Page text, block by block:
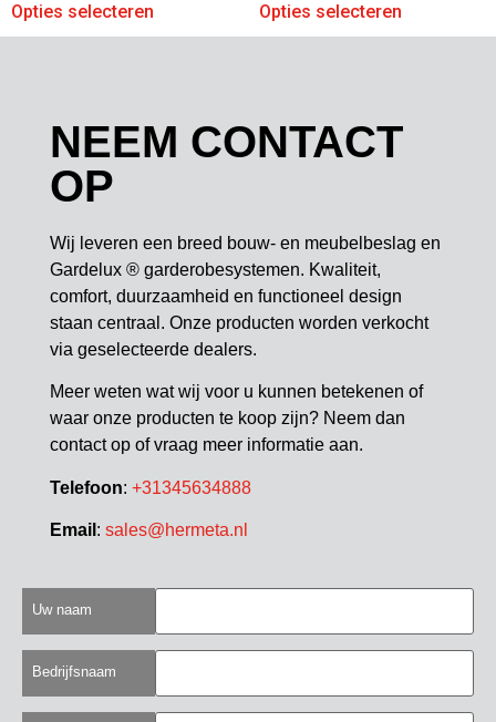
Opties selecteren Opties selecteren
NEEM CONTACT
OP
Wij leveren een breed bouw- en meubelbeslag en
Gardelux ® garderobesystemen. Kwaliteit,
comfort, duurzaamheid en functioneel design
staan centraal. Onze producten worden verkocht
via geselecteerde dealers.
Meer weten wat wij voor u kunnen betekenen of
waar onze producten te koop zijn? Neem dan
contact op of vraag meer informatie aan.
Telefoon: +31345634888
Email : sales@hermeta.nl
Uw naam
Bedrijfsnaam